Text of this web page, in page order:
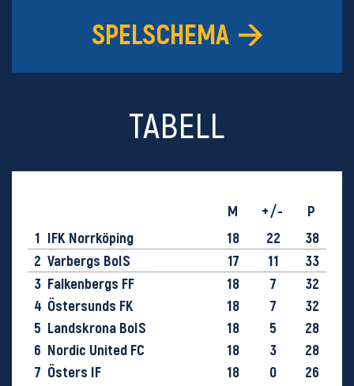
SPELSCHEMA
TABELL
M +/-
P
1 IFK Norrköping 18 22
38
2 Varbergs BoIS 17 11
33
3 Falkenbergs FF 18 7
32
4 Östersunds FK 18 7
32
5 Landskrona BoIS 18 5
28
6 Nordic United FC 18 3
28
7 Östers IF 18 0
26